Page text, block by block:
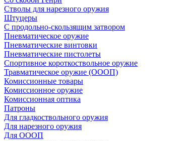
Стволы для нарезного оружия
Штуцеры
С продольно-скользящим затвором
Пневматическое оружие
Пневматические винтовки
Пневматические пистолеты
Спортивное короткоствольное оружие
Травматическое оружие (ОООП)
Комиссионные товары
Комиссионное оружие
Комиссионная оптика
Патроны
Для гладкоствольного оружия
Для нарезного оружия
Для ОООП